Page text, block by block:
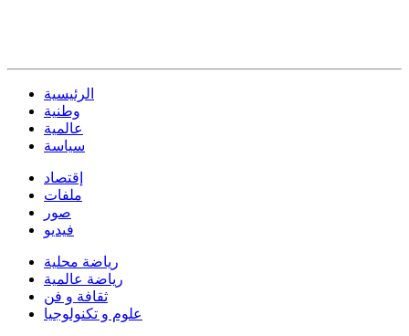
الرئيسية
وطنية
عالمية
سياسة
إقتصاد
ملفات
صور
فيديو
رياضة محلية
رياضة عالمية
ثقافة و فن
علوم و تكنولوجيا